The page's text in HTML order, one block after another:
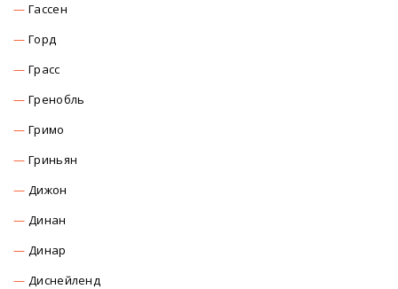
Гассен
Горд
Грасс
Гренобль
Гримо
Гриньян
Дижон
Динан
Динар
Диснейленд